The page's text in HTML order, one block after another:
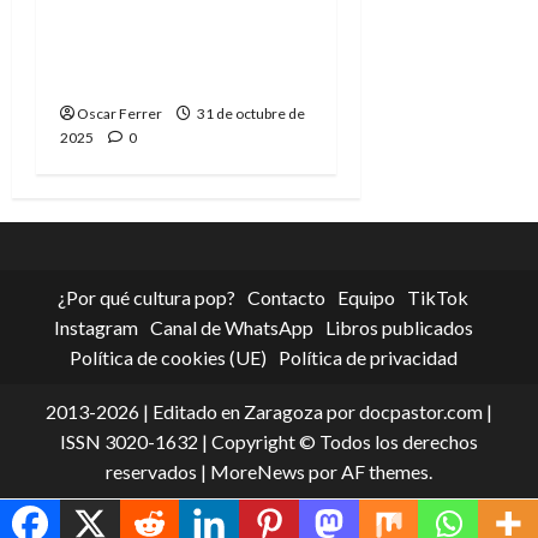
Oscar Ferrer
31 de octubre de
2025
0
¿Por qué cultura pop? Contacto Equipo
TikTok
Instagram Canal de WhatsApp
Libros publicados
Política de cookies (UE)
Política de privacidad
2013-2026 | Editado en Zaragoza por docpastor.com |
ISSN 3020-1632 | Copyright © Todos los derechos
reservados | MoreNews por AF themes.